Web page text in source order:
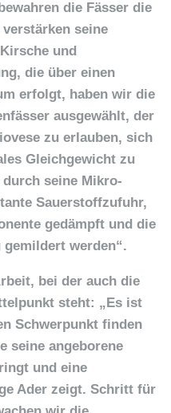
die Fässer die
seine
und
die über einen
erfolgt, haben wir die
ausgewählt, der
zu erlauben, sich
Gleichgewicht zu
seine Mikro-
Sauerstoffzufuhr,
gedämpft und die
werden“.
bei der auch die
steht: „Es ist
Schwerpunkt finden
seine angeborene
und eine
Ader zeigt. Schritt für